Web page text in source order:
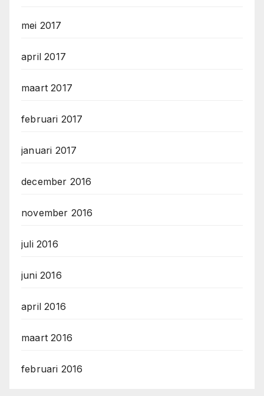
mei 2017
april 2017
maart 2017
februari 2017
januari 2017
december 2016
november 2016
juli 2016
juni 2016
april 2016
maart 2016
februari 2016